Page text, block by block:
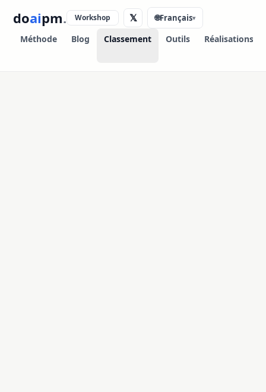
doaipm.
Méthode Blog Classement Outils Réalisations
Workshop 𝕏 🌐Français▾